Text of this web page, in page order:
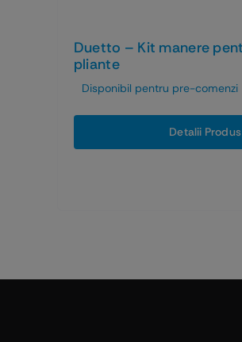
Duetto – Kit manere
pliante
Disponibil pentru pre-comenzi
Detalii Produs